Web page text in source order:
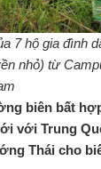
7 hộ gia đình
nhỏ) từ
biên bất
với Trung
Thái cho